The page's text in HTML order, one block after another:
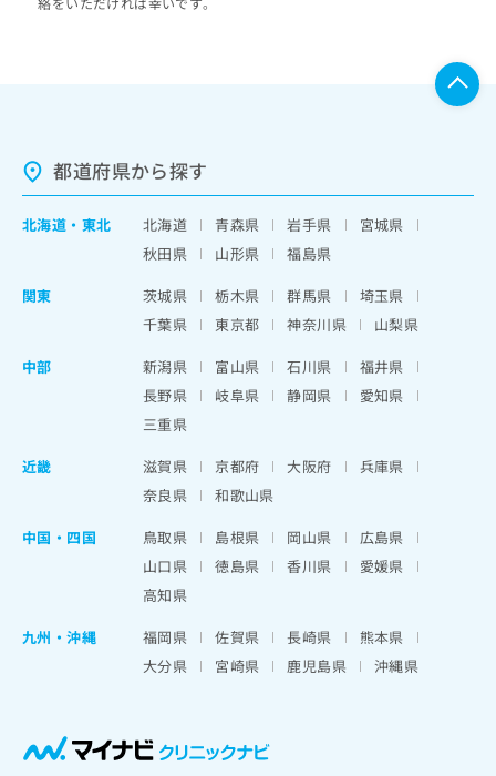
都道府県から探す
北海道 ・ 東北 北海道 青森県 岩手県
宮城県
秋田県
山形県
福島県
関東
茨城県 栃木県 群馬県
埼玉県
千葉県
東京都 神奈川県
山梨県
中部
新潟県 富山県 石川県
福井県
長野県
岐阜県 静岡県
愛知県
三重県
近畿
滋賀県 京都府 大阪府
兵庫県
奈良県
和歌山県
中国・四国
鳥取県 島根県 岡山県
広島県
山口県
徳島県 香川県
愛媛県
高知県
九州・沖縄
福岡県 佐賀県 長崎県
熊本県
大分県
宮崎県 鹿児島県 沖縄県